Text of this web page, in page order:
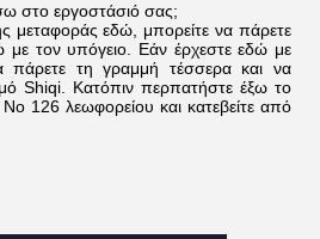
στο εργοστάσιό σας;
μεταφοράς εδώ, μπορείτε να πάρετε
με τον υπόγειο. Εάν έρχεστε εδώ με
πάρετε τη γραμμή τέσσερα και να
Shiqi. Κατόπιν περπατήστε έξω το
126 λεωφορείου και κατεβείτε από